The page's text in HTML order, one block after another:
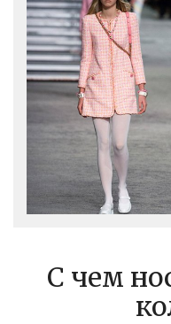
С чем